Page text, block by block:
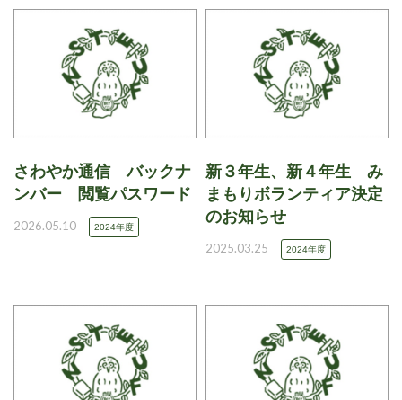
さわやか通信 バックナ
ンバー 閲覧パスワード
2026.05.10 2024年度
新３年生、新４年生 み
まもりボランティア決定
のお知らせ
2025.03.25 2024年度